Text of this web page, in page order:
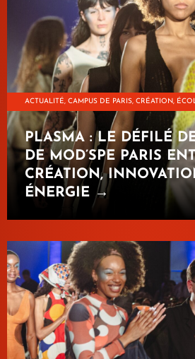
ACTUALITÉ, CAMPUS DE PARIS, CRÉATION,
PLASMA : LE DÉFILÉ
DE MOD’SPE PARIS
CRÉATION,
ÉNERGIE →